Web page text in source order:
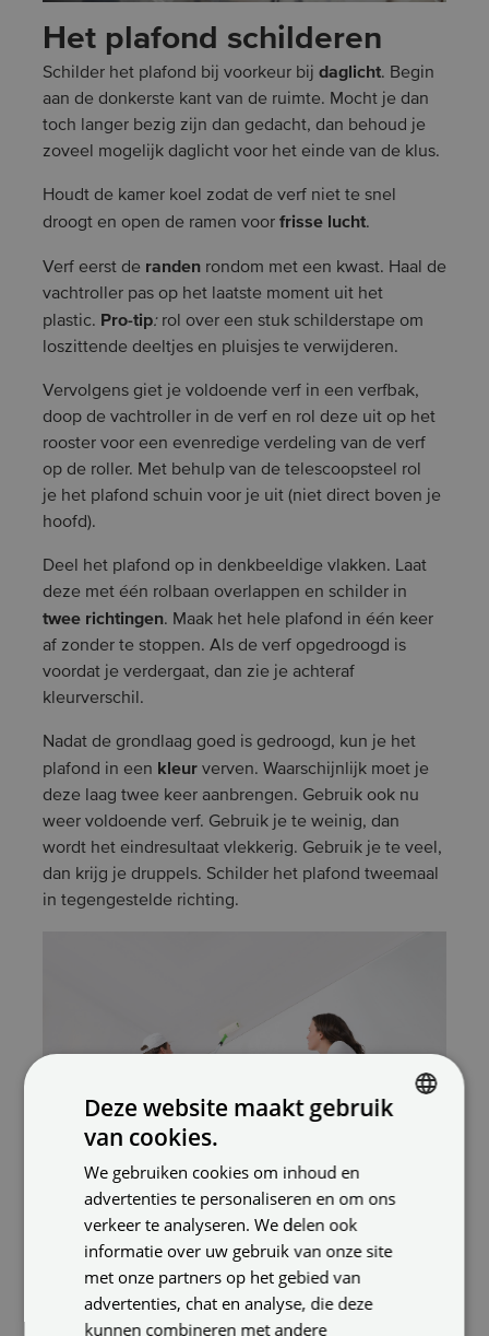
Het plafond schilderen
Schilder het plafond bij voorkeur bij daglicht. Begin
aan de donkerste kant van de ruimte. Mocht je dan
toch langer bezig zijn dan gedacht, dan behoud je
zoveel mogelijk daglicht voor het einde van de klus.
Houdt de kamer koel zodat de verf niet te snel
droogt en open de ramen voor frisse lucht.
Verf eerst de randen rondom met een kwast. Haal de
vachtroller pas op het laatste moment uit het
plastic. Pro-tip:rol over een stuk schilderstape om
loszittende deeltjes en pluisjes te verwijderen.
Vervolgens giet je voldoende verf in een verfbak,
doop de vachtroller in de verf en rol deze uit op het
rooster voor een evenredige verdeling van de verf
op de roller. Met behulp van de telescoopsteel rol
je het plafond schuin voor je uit (niet direct boven je
hoofd).
Deel het plafond op in denkbeeldige vlakken. Laat
deze met één rolbaan overlappen en schilder in
twee richtingen. Maak het hele plafond in één keer
af zonder te stoppen. Als de verf opgedroogd is
voordat je verdergaat, dan zie je achteraf
kleurverschil.
Nadat de grondlaag goed is gedroogd, kun je het
plafond in een kleur verven. Waarschijnlijk moet je
deze laag twee keer aanbrengen. Gebruik ook nu
weer voldoende verf. Gebruik je te weinig, dan
wordt het eindresultaat vlekkerig. Gebruik je te veel,
dan krijg je druppels. Schilder het plafond tweemaal
in tegengestelde richting.
Achteraf
Zo, dat zit erop! Je hoeft nu in elk geval niet meer
boven je macht te werken. Het is nu tijd om
afplaktapete verwijderen. Doe dit wanneer de
Deze website maakt gebruik
van cookies.
We gebruiken cookies om inhoud en
advertenties te personaliseren en om ons
verkeer te analyseren. We delen ook
informatie over uw gebruik van onze site
met onze partners op het gebied van
advertenties, chat en analyse, die deze
kunnen combineren met andere